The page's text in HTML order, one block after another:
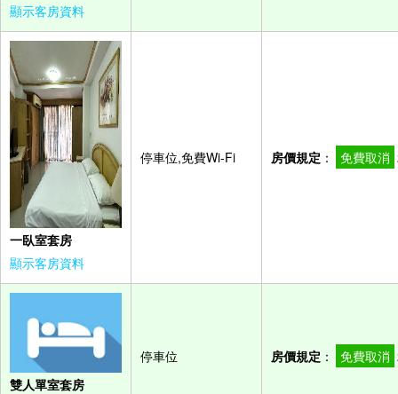
顯示客房資料
一臥室套房
顯示客房資料
停車位,免費Wi-Fi 房價規定 ： 免費取消
雙人單室套房
停車位 房價規定 ： 免費取消